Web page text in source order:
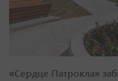
«Сердце Патрокла»